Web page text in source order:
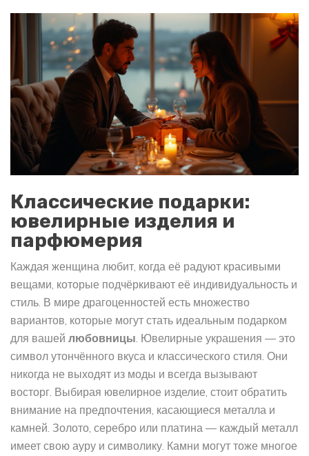
Классические подарки:
ювелирные изделия и
парфюмерия
Каждая женщина любит, когда её радуют красивыми
вещами, которые подчёркивают её индивидуальность и
стиль. В мире драгоценностей есть множество
вариантов, которые могут стать идеальным подарком
для вашей любовницы. Ювелирные украшения — это
символ утончённого вкуса и классического стиля. Они
никогда не выходят из моды и всегда вызывают
восторг. Выбирая ювелирное изделие, стоит обратить
внимание на предпочтения, касающиеся металла и
камней. Золото, серебро или платина — каждый металл
имеет свою ауру и символику. Камни могут тоже многое